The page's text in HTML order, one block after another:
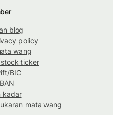
blog
policy
wang
ticker
BIC
kadar
mata wang